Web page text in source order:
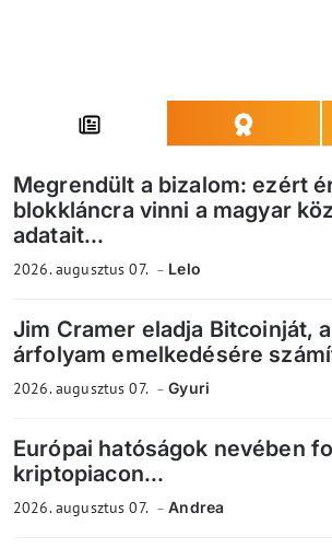
Megrendült a bizalom: ezért
blokkláncra vinni a magyar
adatait...
2026. augusztus 07. Lelo
Jim Cramer eladja Bitcoinját,
árfolyam emelkedésére
2026. augusztus 07. Gyuri
Európai hatóságok nevében
kriptopiacon...
2026. augusztus 07. Andrea